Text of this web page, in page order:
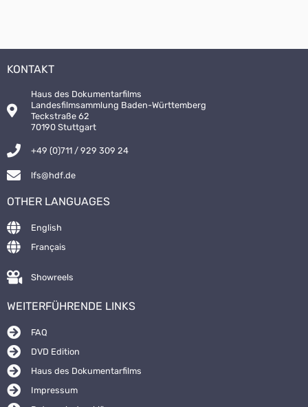
KONTAKT
Haus des Dokumentarfilms
Landesfilmsammlung Baden-Württemberg
Teckstraße 62
70190 Stuttgart
+49 (0)711 / 929 309 24
lfs@hdf.de
OTHER LANGUAGES
English
Français
Showreels
WEITERFÜHRENDE LINKS
FAQ
DVD Edition
Haus des Dokumentarfilms
Impressum